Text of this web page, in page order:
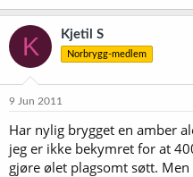
K Kjetil S
Norbrygg-medlem
9 Jun 2011
Har nylig brygget en amber
jeg er ikke bekymret for at
gjøre ølet plagsomt søtt.